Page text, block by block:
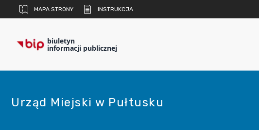
MAPA STRONY INSTRUKCJA
biuletyn
informacji publicznej
Urząd Miejski w Pułtusku